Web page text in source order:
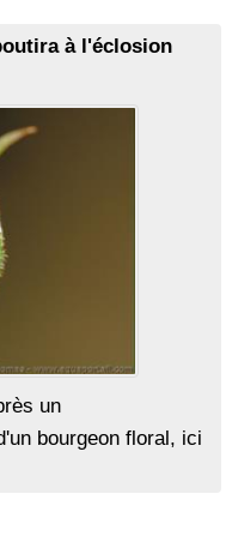
à l'éclosion
un
bourgeon floral, ici